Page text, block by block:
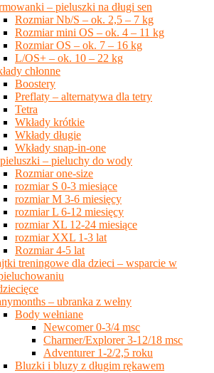
– pieluszki na długi sen
Rozmiar Nb/S – ok. 2,5 – 7 kg
Rozmiar mini OS – ok. 4 – 11 kg
Rozmiar OS – ok. 7 – 16 kg
L/OS+ – ok. 10 – 22 kg
chłonne
Boostery
Preflaty – alternatywa dla tetry
Tetra
Wkłady krótkie
Wkłady długie
Wkłady snap-in-one
– pieluchy do wody
Rozmiar one-size
rozmiar S 0-3 miesiące
rozmiar M 3-6 miesięcy
rozmiar L 6-12 miesięcy
rozmiar XL 12-24 miesiące
rozmiar XXL 1-3 lat
Rozmiar 4-5 lat
treningowe dla dzieci – wsparcie w
– ubranka z wełny
Body wełniane
Newcomer 0-3/4 msc
Charmer/Explorer 3-12/18 msc
Adventurer 1-2/2,5 roku
Bluzki i bluzy z długim rękawem